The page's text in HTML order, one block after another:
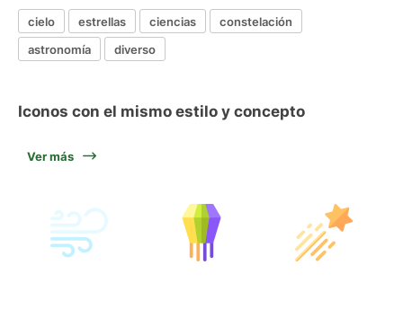
cielo estrellas ciencias
constelación
astronomía
diverso
Iconos con el mismo estilo y concepto
Ver más